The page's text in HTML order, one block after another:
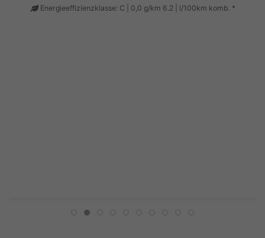
Energieeffizienzklasse: C | 0,0 g/km 6.2 | l/100km komb. *